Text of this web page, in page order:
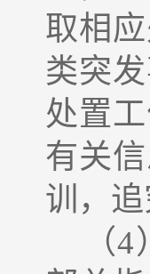
取相
类突
处置
有关
训，
（